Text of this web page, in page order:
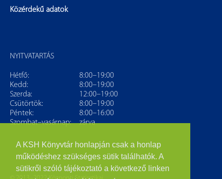
A KSH Könyvtár honlapján csak a honlap
működéshez szükséges sütik találhatók. A
sütikről szóló tájékoztató a következő linken
Közérdekű adatok
NYITVATARTÁS
Hétfő:
8:00–19:00
Kedd:
8:00–19:00
Szerda:
12:00–19:00
Csütörtök:
8:00–19:00
Péntek:
8:00–16:00
Szombat–vasárnap:
zárva